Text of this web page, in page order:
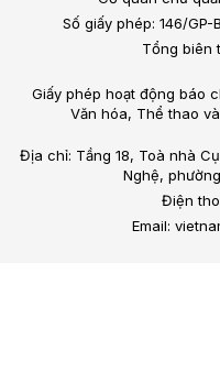
Số giấy phép: 146/
Tổng biên
Giấy phép hoạt động báo
Văn hóa, Thể thao
Địa chỉ: Tầng 18, Toà nhà
Nghệ,
Điện
Email: